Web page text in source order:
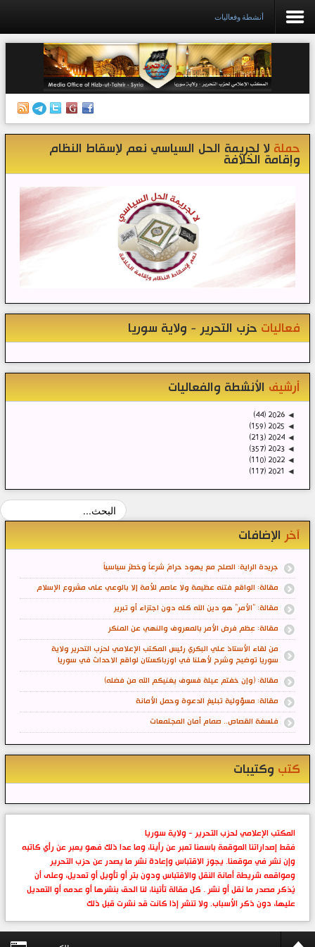
الرئيسية
إصدارات
أنشطة وفعاليات
منبر الصحافة
تواصل معنا
إذاعة المكتب/ سوريا
قناتنا على تيليغرام
أنشطة وفعاليات
حملة لا لجريمة الحل السياسي نعم لإسقاط النظام
وإقامة الخلافة
فعاليات حزب التحرير - ولاية سوريا
أرشيف الأنشطة والفعاليات
◄
(44)
◄
(159)
◄
(213)
◄
(357)
◄
(110)
◄
(117)
آخر الإضافات
جريدة الراية: الصلح مع يهود حرامٌ شرعاً وخطرٌ سياسياً
مقالة: الواقع فتنه عظيمة ولا عاصم للأمة إلا بالوعي على مشروع الإسلام
مقالة: "الأمر" هو دين الله كله دون اجتزاء أو تبرير
مقالة: عِظم فرض الأمر بالمعروف والنهي عن المنكر
من لقاء الأستاذ علي البكري رئيس المكتب الإعلامي لحزب التحرير ولاية
سوريا توضيح وشرح لأهلنا في اوزباكستان لواقع الاحداث في سوريا
مقالة: (وإن خفتم عيلة فسوف يغنيكم الله من فضله)
مقالة: مسؤولية تبليغ الدعوة وحمل الأمانة
فلسفة القصاص.. صمام أمان المجتمعات
كتب وكتيبات
المكتب الإعلامي لحزب التحرير - ولاية سوريا
فقط إصداراتنا الموقعة باسمنا تعبر عن رأينا، وما عدا ذلك فهو يعبر عن رأي كاتبه
وإن نشر في موقعنا. يجوز الاقتباس وإعادة نشر ما يصدر عن حزب التحرير
ومواقعه شريطة أمانة النقل والاقتباس ودون بتر أو تأويل أو تعديل، وعلى أن
يُذكر مصدر ما نقل أو نشر . كل مقالة تأتينا، لنا الحق بنشرها أو عدمه أو التعديل
عليها، دون ذكر الأسباب. ولا تنشر إذا كانت قد نشرت قبل ذلك